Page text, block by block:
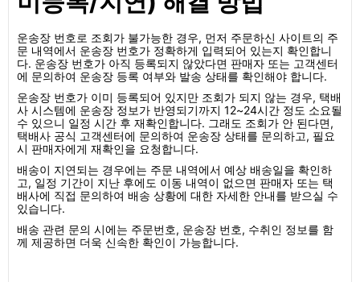
운송장 번호로 조회가 불가능한 경우, 먼저 주문하신 사이트의 주
문 내역에서 운송장 번호가 정확하게 입력되어 있는지 확인합니
다. 운송장 번호가 아직 등록되지 않았다면 판매자 또는 고객센터
에 문의하여 운송장 등록 여부와 발송 상태를 확인해야 합니다.
운송장 번호가 이미 등록되어 있지만 조회가 되지 않는 경우, 택배
사 시스템에 운송장 정보가 반영되기까지 12~24시간 정도 소요될
수 있으니 일정 시간 후 재확인합니다. 그래도 조회가 안 된다면,
택배사 공식 고객센터에 문의하여 운송장 상태를 문의하고, 필요
시 판매자에게 재확인을 요청합니다.
배송이 지연되는 경우에는 주문 내역에서 예상 배송일을 확인하
고, 일정 기간이 지난 후에도 이동 내역이 없으면 판매자 또는 택
배사에 직접 문의하여 배송 상황에 대한 자세한 안내를 받으실 수
있습니다.
배송 관련 문의 시에는 주문번호, 운송장 번호, 수취인 정보를 함
께 제공하면 더욱 신속한 확인이 가능합니다.